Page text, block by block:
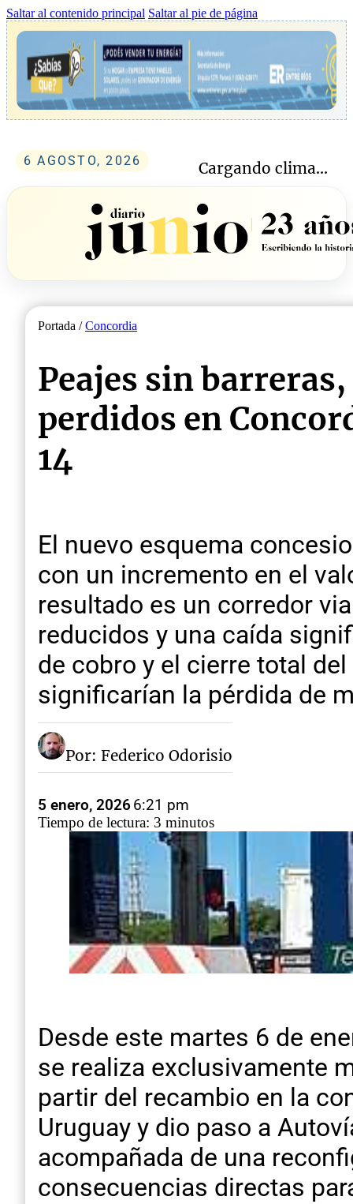
Saltar al contenido principal Saltar al pie de página
6 AGOSTO, 2026 Cargando clima...
Portada /Concordia
Peajes sin
perdidos en
14
El nuevo esquema
con un incremento en el
resultado es un corredor
reducidos y una caída
de cobro y el cierre total
significarían la pérdida de
Por: Federico Odorisio
5 enero, 20266:21 pm
Tiempo de lectura: 3 minutos
Desde este martes 6 de
se realiza exclusivamente
partir del recambio en la
Uruguay y dio paso a
acompañada de una
consecuencias directas